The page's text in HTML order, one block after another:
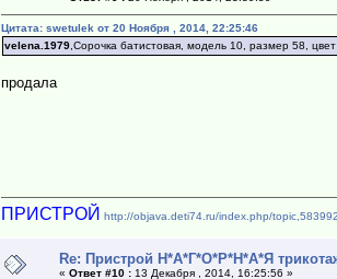
Цитата: swetulek от 20 Ноября , 2014, 22:25:46
velena.1979,Сорочка батистовая, модель 10, размер 58,
продала
ПРИСТРОЙ http://objava.deti74.ru/index.php/
Re: Пристрой Н*А*Г*О*Р*Н*А*Я
« Ответ #10 :13 Декабря , 2014, 16:25:56 »